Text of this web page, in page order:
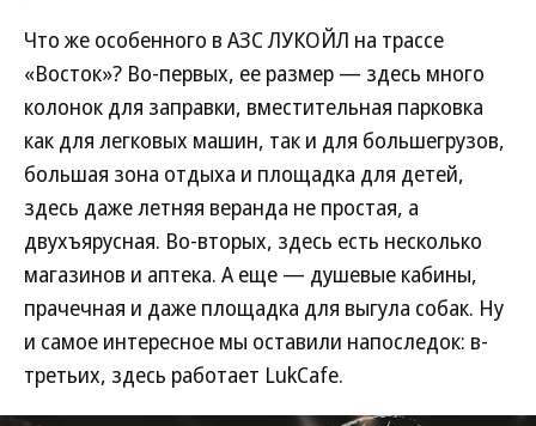
Что же особенного в АЗС ЛУКОЙЛ на трассе
«Восток»? Во-первых, ее размер — здесь много
колонок для заправки, вместительная парковка
как для легковых машин, так и для большегрузов,
большая зона отдыха и площадка для детей,
здесь даже летняя веранда не простая, а
двухъярусная. Во-вторых, здесь есть несколько
магазинов и аптека. А еще — душевые кабины,
прачечная и даже площадка для выгула собак. Ну
и самое интересное мы оставили напоследок: в-
третьих, здесь работает LukCafe.